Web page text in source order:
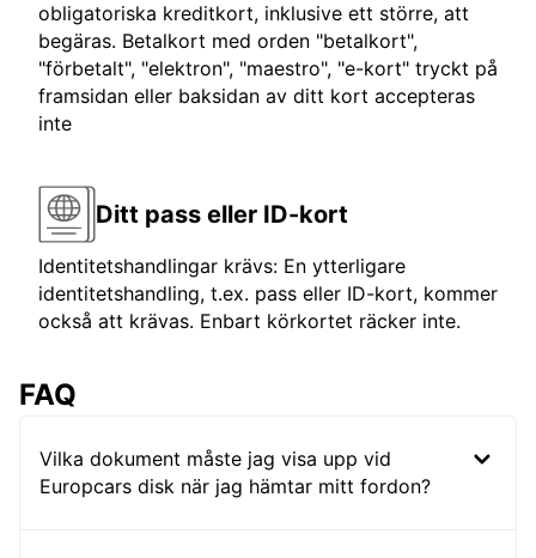
obligatoriska kreditkort, inklusive ett större, att
begäras. Betalkort med orden "betalkort",
"förbetalt", "elektron", "maestro", "e-kort" tryckt på
framsidan eller baksidan av ditt kort accepteras
inte
Ditt pass eller ID-kort
Identitetshandlingar krävs: En ytterligare
identitetshandling, t.ex. pass eller ID-kort, kommer
också att krävas. Enbart körkortet räcker inte.
FAQ
Vilka dokument måste jag visa upp vid
Europcars disk när jag hämtar mitt fordon?